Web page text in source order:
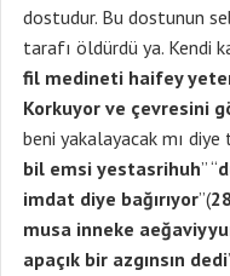
dostudur. Bu dostunun
tarafı öldürdü ya. Kendi
fil medineti haifey
Korkuyor ve çevresini
beni yakalayacak mı diye
bil emsi yestasrihuh” “
imdat diye bağırıyor”(
musa inneke
apaçık bir azgınsın dedi